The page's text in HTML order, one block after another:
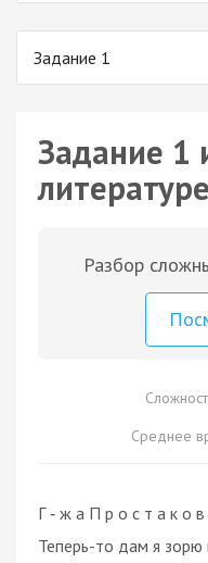
Задание 1
Задание 1
Разбор
Среднее
Г ‑ ж а П р о с т а к о
Теперь-то дам я зорю